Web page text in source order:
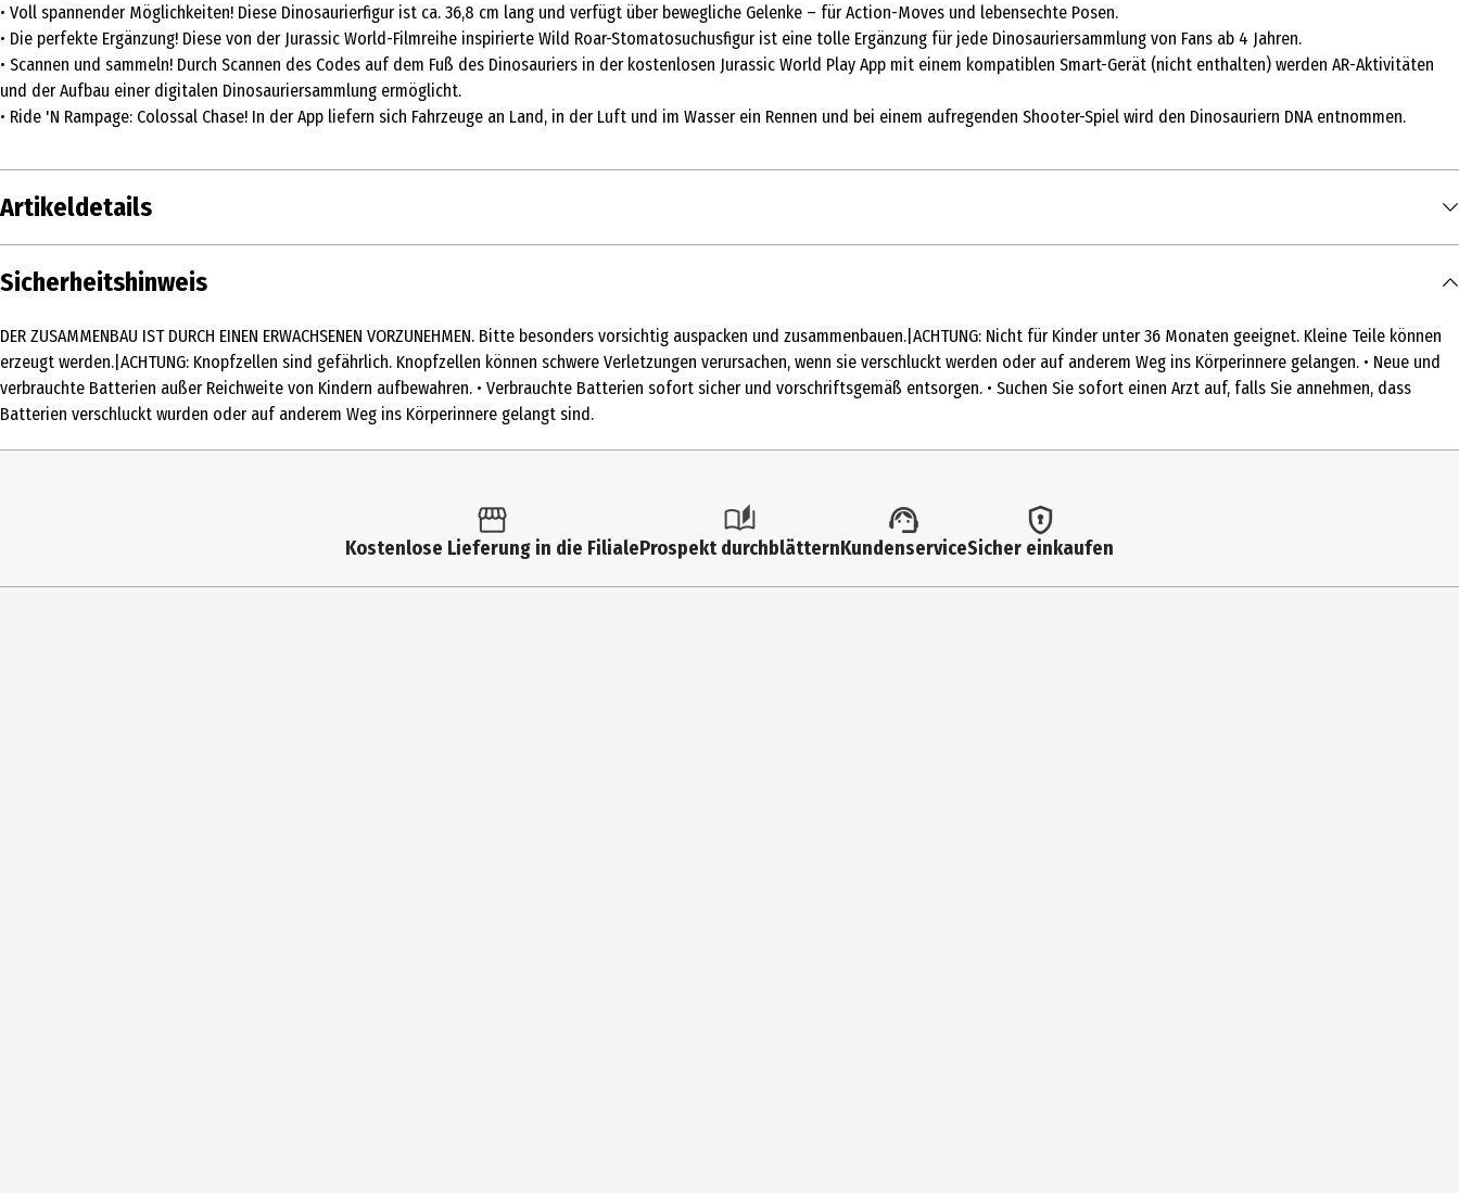
• Voll spannender Möglichkeiten! Diese Dinosaurierfigur ist ca. 36,8 cm lang und verfügt über bewegliche Gelenke – für Action-Moves und lebensechte Posen.
• Die perfekte Ergänzung! Diese von der Jurassic World-Filmreihe inspirierte Wild Roar-Stomatosuchusfigur ist eine tolle Ergänzung für jede Dinosauriersammlung von Fans ab 4 Jahren.
• Scannen und sammeln! Durch Scannen des Codes auf dem Fuß des Dinosauriers in der kostenlosen Jurassic World Play App mit einem kompatiblen Smart-Gerät (nicht enthalten) werden AR-Aktivitäten
und der Aufbau einer digitalen Dinosauriersammlung ermöglicht.
• Ride 'N Rampage: Colossal Chase! In der App liefern sich Fahrzeuge an Land, in der Luft und im Wasser ein Rennen und bei einem aufregenden Shooter-Spiel wird den Dinosauriern DNA entnommen.
Artikeldetails
Inhalt
Altersempfehlung ab 4 Jahre
Artikelnummer des Herstellers
Hersteller Mattel Europa B.V.
service.mattel.com
Sicherheitshinweis
DER ZUSAMMENBAU IST DURCH EINEN ERWACHSENEN VORZUNEHMEN. Bitte besonders vorsichtig auspacken und zusammenbauen.|ACHTUNG: Nicht für Kinder unter 36 Monaten geeignet. Kleine Teile können
erzeugt werden.|ACHTUNG: Knopfzellen sind gefährlich. Knopfzellen können schwere Verletzungen verursachen, wenn sie verschluckt werden oder auf anderem Weg ins Körperinnere gelangen. • Neue und
verbrauchte Batterien außer Reichweite von Kindern aufbewahren. • Verbrauchte Batterien sofort sicher und vorschriftsgemäß entsorgen. • Suchen Sie sofort einen Arzt auf, falls Sie annehmen, dass
Batterien verschluckt wurden oder auf anderem Weg ins Körperinnere gelangt sind.
Kostenlose Lieferung in die FilialeProspekt durchblätternKundenserviceSicher einkaufen